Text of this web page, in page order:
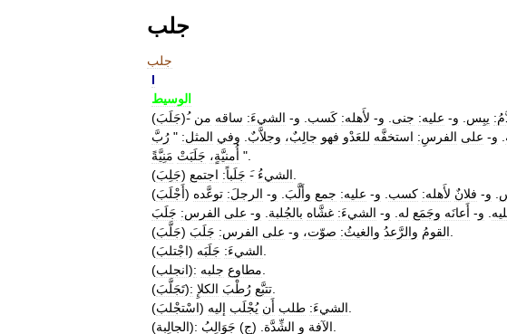
جلب
جلب
I
الوسيط
(جَلَبَ)- يبِس و- عليه: جنى و- لأَهله: كَسب و- الشيءَ: ساقه من
و- على الفرسِ: استخفَّه للعَدْو فهو جالِبٌ، وجلاَّبٌ وفي المثل: " رُبَّ
أُمنيَّةٍ، جَلَبَتْ مَنِيَّةً
".
(جَلِبَ) الشيءُ - جَلَباً: اجتمع
(أَجْلَبَ) و- فلانٌ لأَهله: كسب و- عليه: جمع وأَلَّبَ و- الرجلَ: توعَّده
و- أَعانَه وجَمَع له و- الشيءَ: غشَّاه بالجُلبة و- على الفرس: جَلَبَ
(جَلَّبَ) القومُ والرَّعدُ والغيثُ: صوّت، و- على الفرس: جَلَبَ
(اجْتلبَ) الشيءَ: جَلَبَه
(انجلب): مطاوع جلبه
(تَجَلَّبَ): تتبَّع رُطْبَ الكلإِ
(اسْتجْلبَ) الشيءَ: طلب أَن يُجْلَب إليه
(الجالِبة): الآفة و الشِّدَّة . (ج) جَوَالِبُ